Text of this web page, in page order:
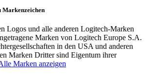
Markenzeichen
Logos und alle anderen Logitech-Marken
Marken von Logitech Europe S.A.
in den USA und anderen
Marken Dritter sind Eigentum ihrer
Marken anzeigen